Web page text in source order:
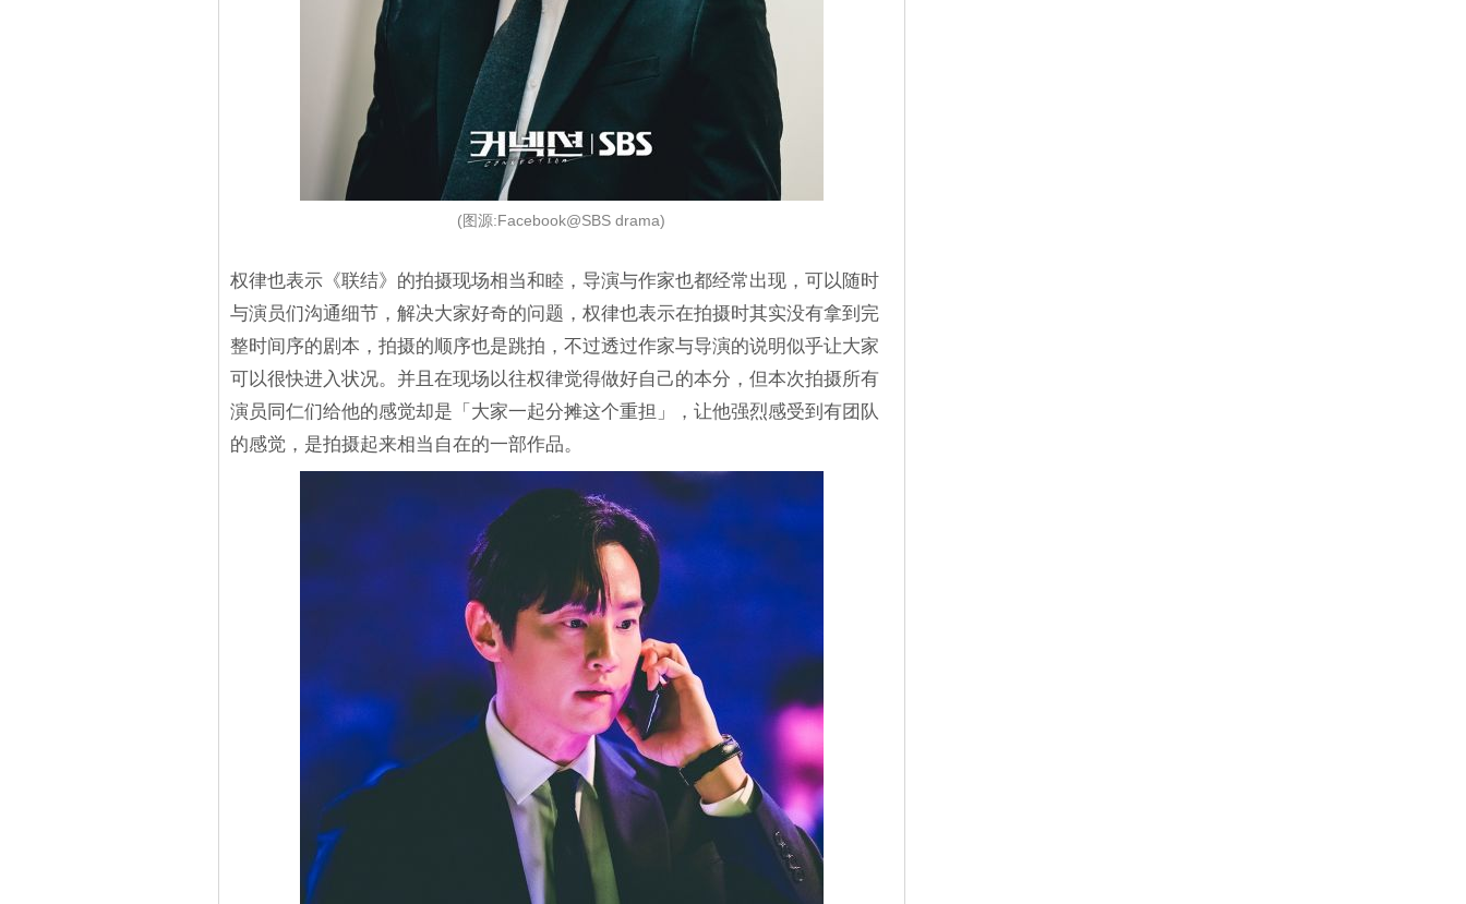
(图源:Facebook@SBS drama)
权律也表示《联结》的拍摄现场相当和睦，导演与作家也都经常出现，可以随时
与演员们沟通细节，解决大家好奇的问题，权律也表示在拍摄时其实没有拿到完
整时间序的剧本，拍摄的顺序也是跳拍，不过透过作家与导演的说明似乎让大家
可以很快进入状况。并且在现场以往权律觉得做好自己的本分，但本次拍摄所有
演员同仁们给他的感觉却是「大家一起分摊这个重担」，让他强烈感受到有团队
的感觉，是拍摄起来相当自在的一部作品。